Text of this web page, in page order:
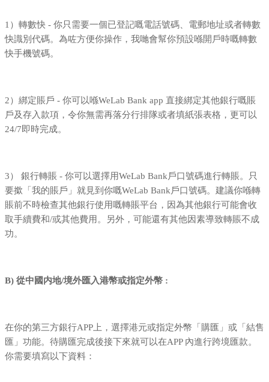
1）轉數快 - 你只需要一個已登記嘅電話號碼、電郵地址或者轉數
快識別代碼。為咗方便你操作，我哋會幫你預設喺開戶時嘅轉數
快手機號碼。
2）綁定賬戶 - 你可以喺WeLab Bank app 直接綁定其他銀行嘅賬
戶及存入款項，令你無需再落分行排隊或者填紙張表格，更可以
24/7即時完成。
3） 銀行轉賬 - 你可以選擇用WeLab Bank戶口號碼進行轉賬。只
要撳「我的賬戶」就見到你嘅WeLab Bank戶口號碼。建議你喺轉
賬前不時檢查其他銀行使用嘅轉賬平台，因為其他銀行可能會收
取手續費和/或其他費用。另外，可能還有其他因素導致轉賬不成
功。
B) 從中國内地/境外匯入港幣或指定外幣 :
在你的第三方銀行APP上，選擇港元或指定外幣「購匯」或「結售
匯」功能。待購匯完成後接下來就可以在APP 內進行跨境匯款。
你需要填寫以下資料：